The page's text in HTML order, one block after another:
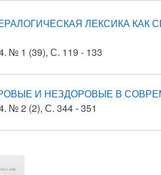
ЛЕКСИКА КАК
№ 1 (39), С. 119 - 133
И НЕЗДОРОВЫЕ В
№ 2 (2), С. 344 - 351